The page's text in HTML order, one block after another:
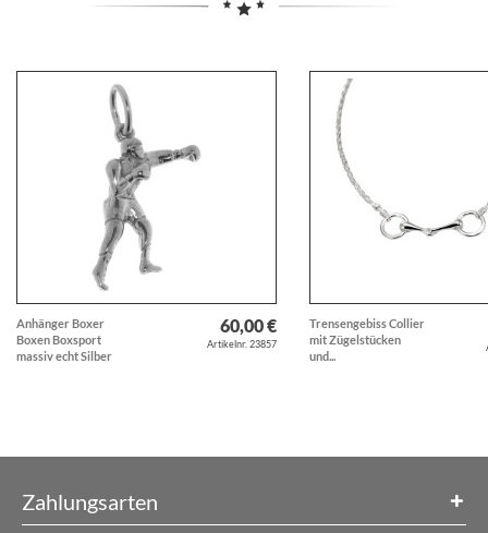
Anhänger Boxer
Boxen Boxsport
massiv echt Silber
60,00 €
Artikelnr. 23857
Trensengebiss Collier
mit Zügelstücken
und...
Zahlungsarten